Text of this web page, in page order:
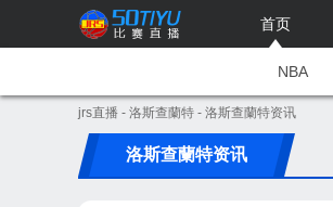
首页
NBA
jrs直播 - 洛斯查蘭特 - 洛斯查蘭特资讯
洛斯查蘭特资讯